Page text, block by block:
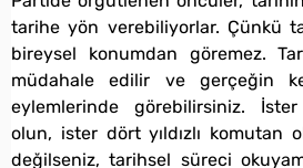
tarihe yön verebiliyorlar. Çünkü
bireysel konumdan göremez.
müdahale edilir ve gerçeğin
eylemlerinde görebilirsiniz.
olun, ister dört yıldızlı komutan
değilseniz, tarihsel süreci